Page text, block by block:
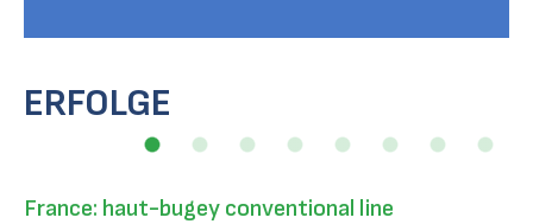
ERFOLGE
France: haut-bugey conventional line